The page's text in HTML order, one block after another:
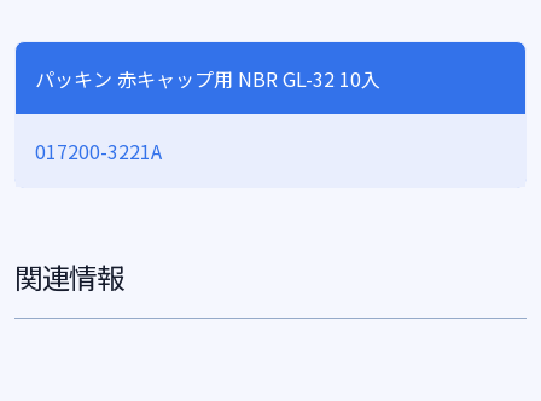
パッキン 赤キャップ用 NBR GL-32 10入
017200-3221A
関連情報